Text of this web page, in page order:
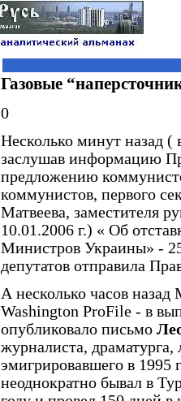
Газовые
0
Несколько минут назад
заслушав информацию
предложению
коммунистов, первого
Матвеева, заместителя
10.01.2006 г.) « Об
Министров Украины» -
депутатов отправила
А несколько часов
Washington ProFile - в
опубликовало письмо
журналиста,
эмигрировавшего в
неоднократно бывал в